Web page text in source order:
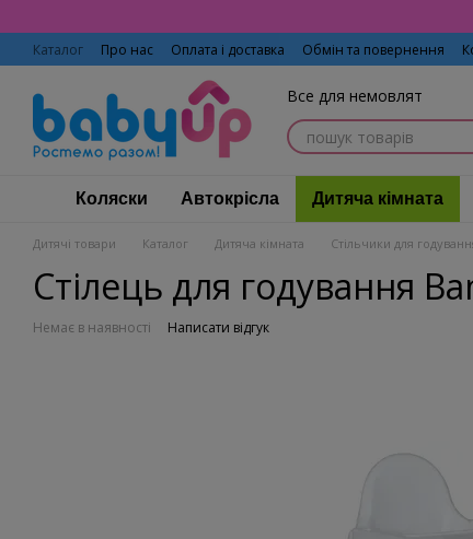
Каталог Про нас Оплата і доставка Обмін та повернення
Все для немовлят
Коляски Автокрісла Дитяча кімната
Дитячі товари Каталог Дитяча кімната Стільчики для
Стілець для годування
Немає в наявності Написати відгук